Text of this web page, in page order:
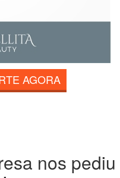
AGORA
nos pediu